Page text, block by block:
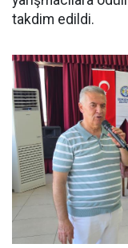
takdim edildi.